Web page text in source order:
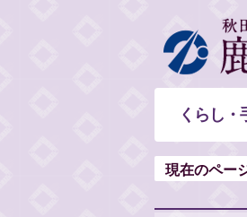
くらし・
現在のペー